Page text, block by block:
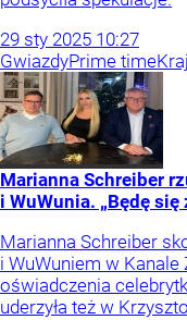
29 sty 2025 10:27
GwiazdyPrime timeKraj
Marianna Schreiber
i WuWunia. „Będę
Marianna Schreiber
i WuWuniem w
oświadczenia
uderzyła też w